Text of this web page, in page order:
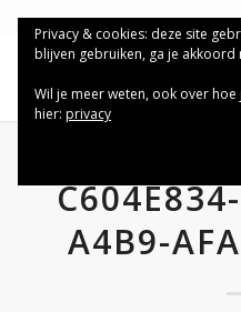
A4B9-
Privacy & cookies: deze site
blijven gebruiken, ga je akkoord
Wil je meer weten, ook over
hier: privacy